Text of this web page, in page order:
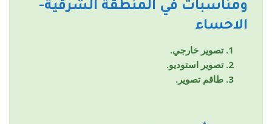
ومناسبات في المنطقة الشرقية-
الاحساء
تصوير خارجي.
تصوير استوديو.
طاقم تصوير.